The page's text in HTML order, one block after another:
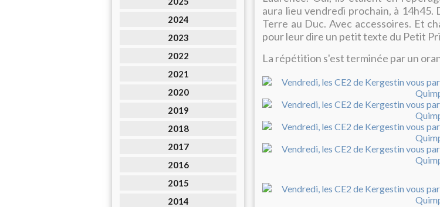
2024
2023
2022
2021
2020
2019
2018
2017
2016
2015
2014
aura lieu vendredi prochain, à 14h45.
Terre au Duc. Avec accessoires. Et
pour leur dire un petit texte du Petit
La répétition s'est terminée par un